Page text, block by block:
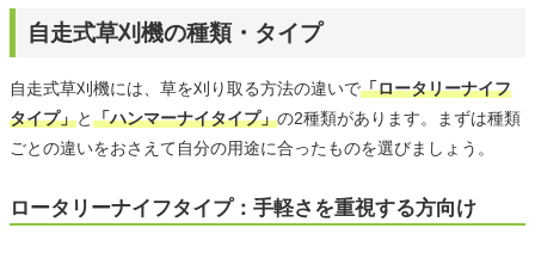
自走式草刈機の種類・タイプ
自走式草刈機には、草を刈り取る方法の違いで「ロータリーナイフ
タイプ」と「ハンマーナイタイプ」の2種類があります。まずは種類
ごとの違いをおさえて自分の用途に合ったものを選びましょう。
ロータリーナイフタイプ：手軽さを重視する方向け